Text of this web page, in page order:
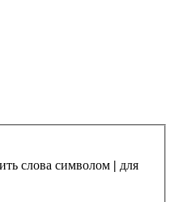
слова символом | для